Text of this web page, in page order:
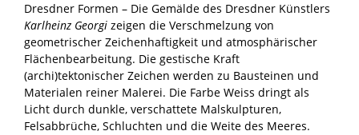
Dresdner Formen – Die Gemälde des Dresdner Künstlers
Karlheinz Georgi zeigen die Verschmelzung von
geometrischer Zeichenhaftigkeit und atmosphärischer
Flächenbearbeitung. Die gestische Kraft
(archi)tektonischer Zeichen werden zu Bausteinen und
Materialen reiner Malerei. Die Farbe Weiss dringt als
Licht durch dunkle, verschattete Malskulpturen,
Felsabbrüche, Schluchten und die Weite des Meeres.